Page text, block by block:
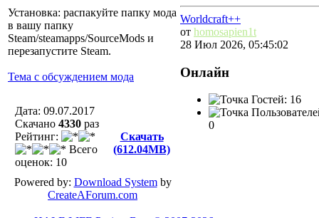
Установка: распакуйте папку мода
в вашу папку
Steam/steamapps/SourceMods и
перезапустите Steam.
Тема с обсуждением мода
Дата: 09.07.2017
Скачано 4330 раз
Рейтинг:
Всего
оценок: 10
Скачать
(612.04MB)
Powered by: Download Systemby
CreateAForum.com
Worldcraft++
от homosapien1t
28 Июл 2026, 05:45:02
Онлайн
Гостей: 16
0